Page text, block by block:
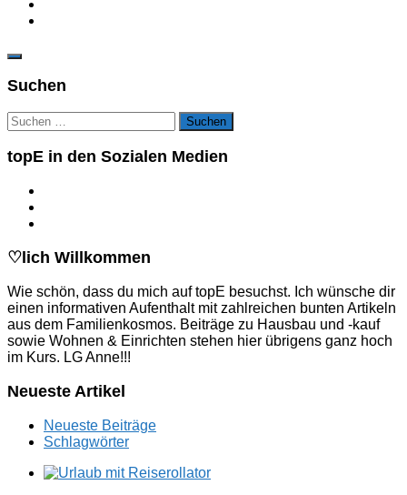
Suchen
Suchen
nach:
topE in den Sozialen Medien
♡lich Willkommen
Wie schön, dass du mich auf topE besuchst. Ich wünsche dir
einen informativen Aufenthalt mit zahlreichen bunten Artikeln
aus dem Familienkosmos. Beiträge zu Hausbau und -kauf
sowie Wohnen & Einrichten stehen hier übrigens ganz hoch
im Kurs. LG Anne!!!
Neueste Artikel
Neueste Beiträge
Schlagwörter